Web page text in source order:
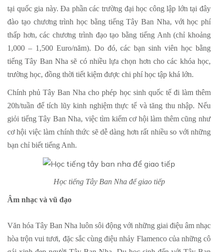
tại quốc gia này. Đa phần các trường đại học công lập lớn tại đây
đào tạo chương trình học bằng tiếng Tây Ban Nha, với học phí
thấp hơn, các chương trình đạo tạo bằng tiếng Anh (chỉ khoảng
1,000 – 1,500 Euro/năm). Do đó, các bạn sinh viên học bằng
tiếng Tây Ban Nha sẽ có nhiều lựa chọn hơn cho các khóa học,
trường học, đồng thời tiết kiệm được chi phí học tập khá lớn.
Chính phủ Tây Ban Nha cho phép học sinh quốc tế đi làm thêm
20h/tuần để tích lũy kinh nghiệm thực tế và tăng thu nhập. Nếu
giỏi tiếng Tây Ban Nha, việc tìm kiếm cơ hội làm thêm cũng như
cơ hội việc làm chính thức sẽ dễ dàng hơn rất nhiều so với những
bạn chỉ biết tiếng Anh.
Học tiếng Tây Ban Nha để giao tiếp
Âm nhạc và vũ đạo
Văn hóa Tây Ban Nha luôn sôi động với những giai điệu âm nhạc
hòa trộn vui tươi, đặc sắc cùng điệu nhảy Flamenco của những cô